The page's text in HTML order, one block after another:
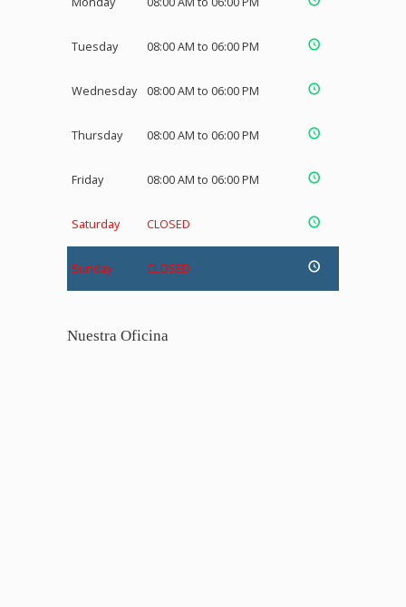
Tuesday 08:00 AM to 06:00 PM
Wednesday 08:00 AM to 06:00 PM
Thursday 08:00 AM to 06:00 PM
Friday 08:00 AM to 06:00 PM
Saturday CLOSED
Sunday CLOSED
Nuestra Oficina